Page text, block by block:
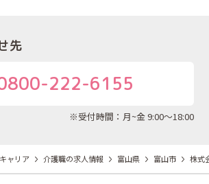
先
222-6155
※受付時間：月~金 9:00～18:00
ャリア 介護職の求人情報 富山県 富山市 株式